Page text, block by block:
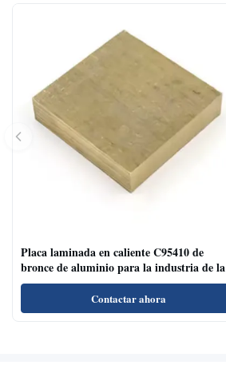
Placa laminada en caliente C95410 de
bronce de aluminio para la industria de la
decoración de superficies cepilladas
Contactar ahora